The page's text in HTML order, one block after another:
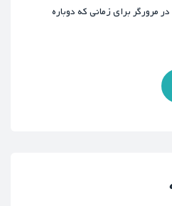
مرورگر برای زمانی که دوباره